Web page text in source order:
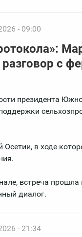
- 09:00
с
президента
в ходе
встреча
диалог.
- 21:34